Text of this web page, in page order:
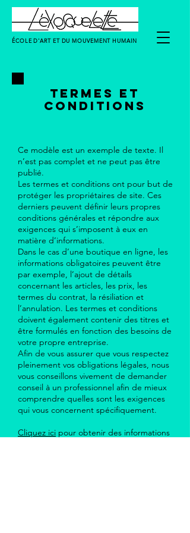
ÉCOLE D'ART ET DU MOUVEMENT HUMAIN
TERMES ET
CONDITIONS
Ce modèle est un exemple de texte. Il
n’est pas complet et ne peut pas être
publié.
Les termes et conditions ont pour but de
protéger les propriétaires de site. Ces
derniers peuvent définir leurs propres
conditions générales et répondre aux
exigences qui s’imposent à eux en
matière d’informations.
Dans le cas d’une boutique en ligne, les
informations obligatoires peuvent être
par exemple, l’ajout de détails
concernant les articles, les prix, les
termes du contrat, la résiliation et
l’annulation. Les termes et conditions
doivent également contenir des titres et
être formulés en fonction des besoins de
votre propre entreprise.
Afin de vous assurer que vous respectez
pleinement vos obligations légales, nous
vous conseillons vivement de demander
conseil à un professionnel afin de mieux
comprendre quelles sont les exigences
qui vous concernent spécifiquement.
Cliquez ici pour obtenir des informations